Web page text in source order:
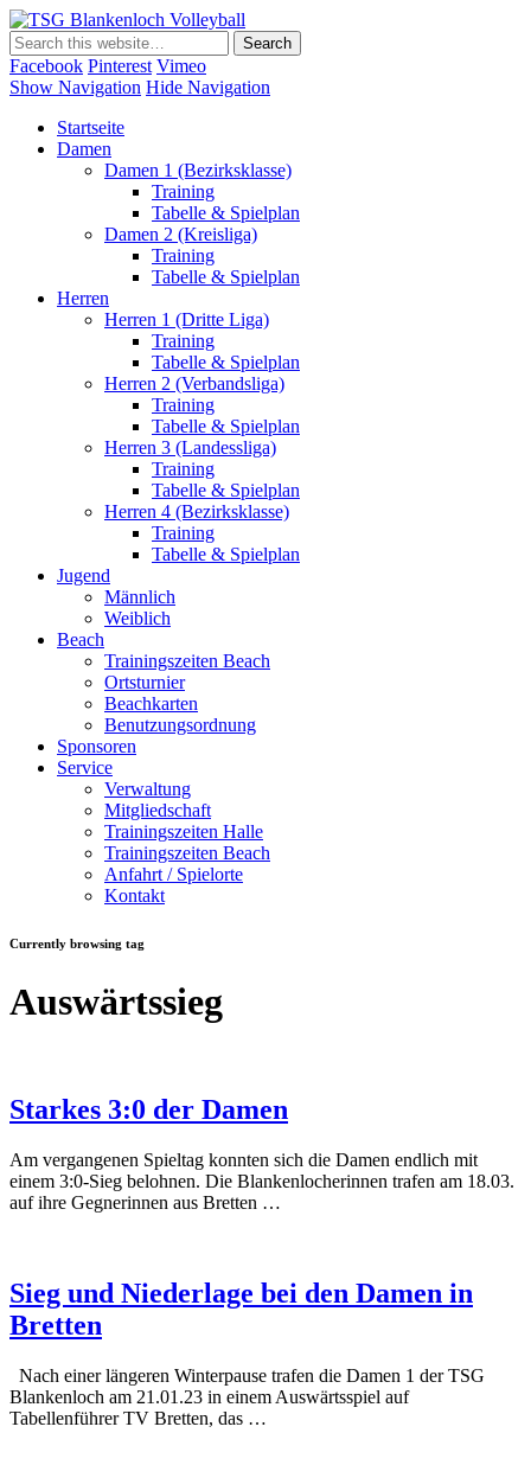
Volleyball Dritte Liga
Facebook Pinterest Vimeo
Show Navigation Hide Navigation
Startseite
Damen
Damen 1 (Bezirksklasse)
Training
Tabelle & Spielplan
Damen 2 (Kreisliga)
Training
Tabelle & Spielplan
Herren
Herren 1 (Dritte Liga)
Training
Tabelle & Spielplan
Herren 2 (Verbandsliga)
Training
Tabelle & Spielplan
Herren 3 (Landessliga)
Training
Tabelle & Spielplan
Herren 4 (Bezirksklasse)
Training
Tabelle & Spielplan
Jugend
Männlich
Weiblich
Beach
Trainingszeiten Beach
Ortsturnier
Beachkarten
Benutzungsordnung
Sponsoren
Service
Verwaltung
Mitgliedschaft
Trainingszeiten Halle
Trainingszeiten Beach
Anfahrt / Spielorte
Kontakt
Currently browsing tag
Auswärtssieg
Starkes 3:0 der Damen
Am vergangenen Spieltag konnten sich die Damen endlich mit
einem 3:0-Sieg belohnen. Die Blankenlocherinnen trafen am 18.03.
auf ihre Gegnerinnen aus Bretten …
Sieg und Niederlage bei den Damen in
Bretten
Nach einer längeren Winterpause trafen die Damen 1 der TSG
Blankenloch am 21.01.23 in einem Auswärtsspiel auf
Tabellenführer TV Bretten, das …